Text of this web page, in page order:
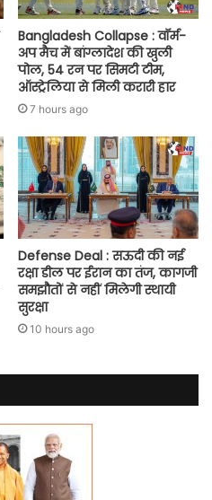
Bangladesh Collapse : वॉर्म-
अप मैच में बांग्लादेश की खुली
पोल, 54 रन पर सिमटी टीम,
ऑस्ट्रेलिया से मिली करारी हार
7 hours ago
Defense Deal : सऊदी की नई
रक्षा डील पर ईरान का तंज, कागजी
समझौतों से नहीं मिलेगी स्थायी
सुरक्षा
10 hours ago